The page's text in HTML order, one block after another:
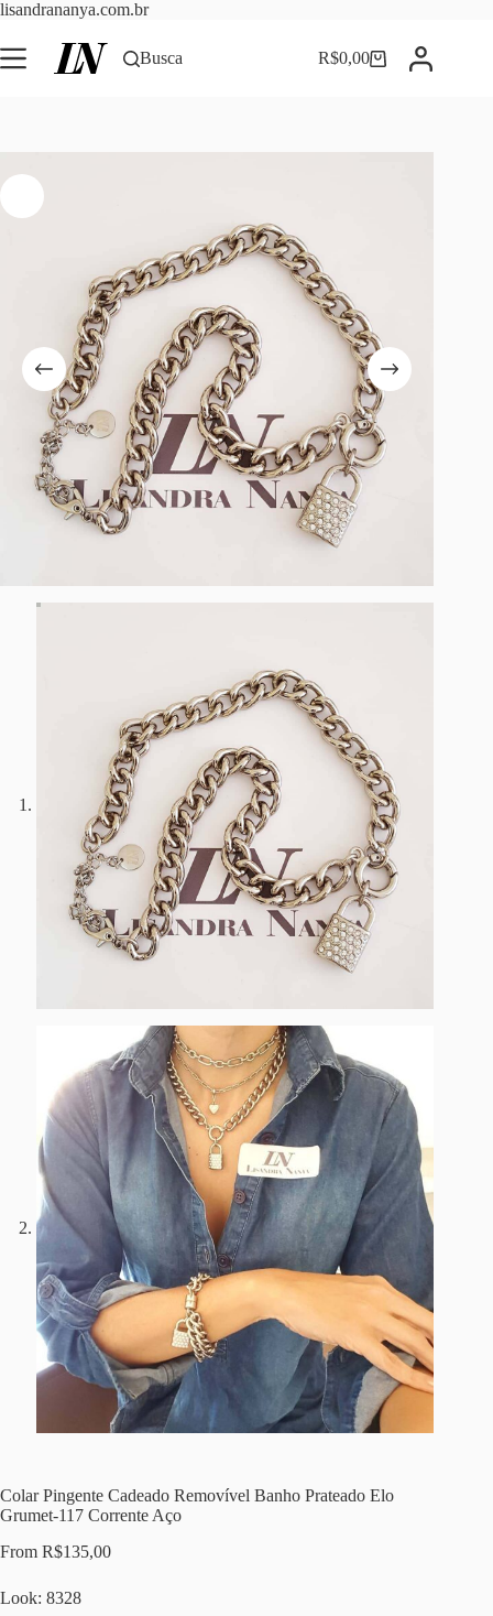
lisandrananya.com.brPular
o
conteúdo
Busca Carrinho
R$0,00
Colar Pingente Cadeado Removível Banho Prateado Elo
Grumet-117 Corrente Aço
From R$135,00
Look: 8328